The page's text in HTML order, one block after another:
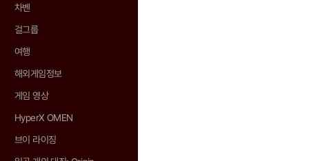
차벤
걸그룹
여행
해외게임정보
게임 영상
HyperX OMEN
브이 라이징